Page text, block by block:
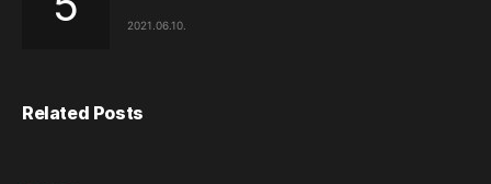
2021.06.10.
Related Posts